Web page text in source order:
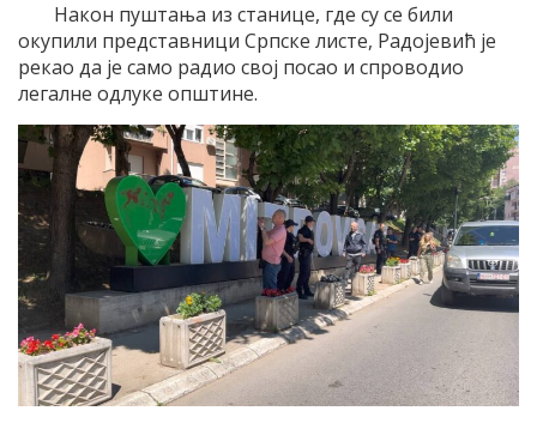
Након пуштања из станице, где су се били
окупили представници Српске листе, Радојевић је
рекао да је само радио свој посао и спроводио
легалне одлуке општине.